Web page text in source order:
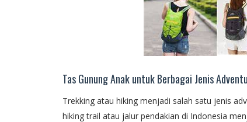
Tas Gunung Anak untuk Berbagai Jenis
Trekking atau hiking menjadi salah satu jenis
hiking trail atau jalur pendakian di Indonesia